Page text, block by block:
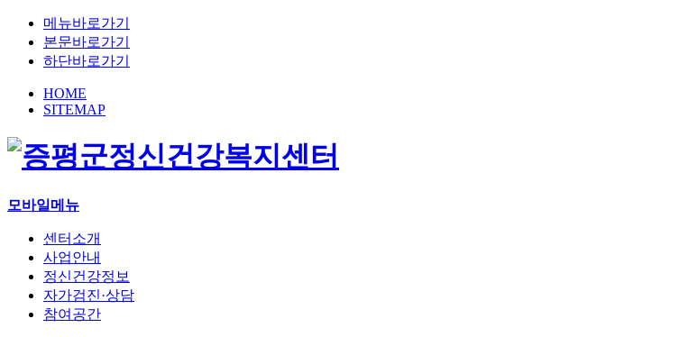
메뉴바로가기
본문바로가기
하단바로가기
HOME
SITEMAP
모바일메뉴
센터소개
사업안내
정신건강정보
자가검진·상담
참여공간